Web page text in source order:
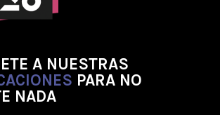
A NUESTRAS
PARA NO
NADA